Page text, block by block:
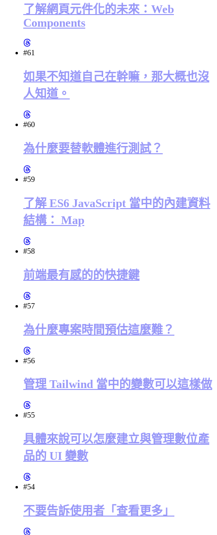
了解網頁元件化的未來：Web
Components
#61
如果不知道自己在幹嘛，那大概也沒
人知道。
#60
為什麼要替軟體進行測試？
#59
了解 ES6 JavaScript 當中的內建資料
結構： Map
#58
前端最有感的的快捷鍵
#57
為什麼專案時間預估這麼難？
#56
管理 Tailwind 當中的變數可以這樣做
#55
具體來說可以怎麼建立與管理數位產
品的 UI 變數
#54
不要告訴使用者「查看更多」